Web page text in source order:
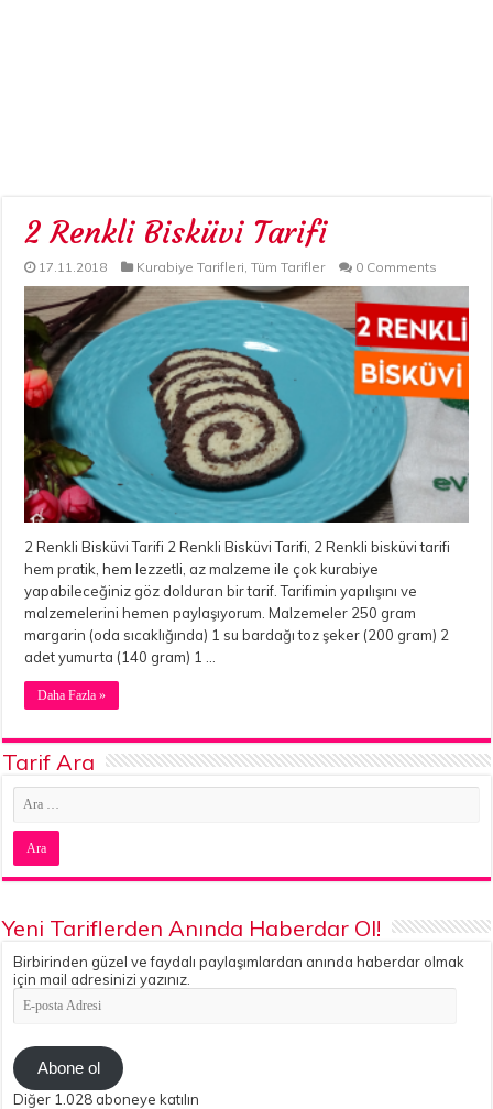
2 Renkli Bisküvi Tarifi
17.11.2018 Kurabiye Tarifleri,Tüm Tarifler 0 Comments
2 Renkli Bisküvi Tarifi 2 Renkli Bisküvi Tarifi, 2 Renkli bisküvi tarifi
hem pratik, hem lezzetli, az malzeme ile çok kurabiye
yapabileceğiniz göz dolduran bir tarif. Tarifimin yapılışını ve
malzemelerini hemen paylaşıyorum. Malzemeler 250 gram
margarin (oda sıcaklığında) 1 su bardağı toz şeker (200 gram) 2
adet yumurta (140 gram) 1 …
Daha Fazla »
Tarif Ara
Yeni Tariflerden Anında Haberdar Ol!
Birbirinden güzel ve faydalı paylaşımlardan anında haberdar olmak
için mail adresinizi yazınız.
E-
posta
Abone ol
Diğer 1.028 aboneye katılın